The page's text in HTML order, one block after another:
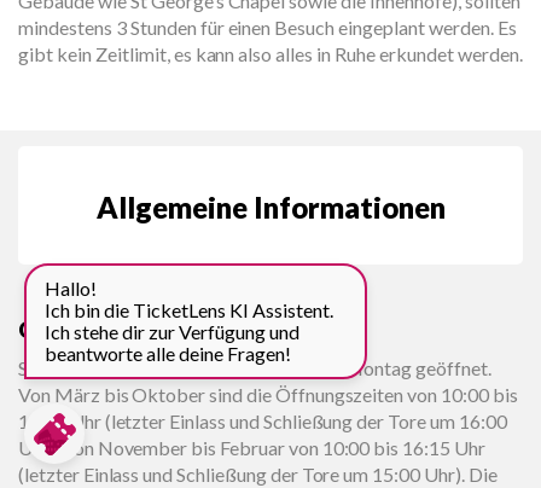
mindestens 3 Stunden für einen Besuch eingeplant werden. Es
gibt kein Zeitlimit, es kann also alles in Ruhe erkundet werden.
Allgemeine Informationen
Öffnungszeiten
Schloss Windsor ist von Donnerstag bis Montag geöffnet.
Von März bis Oktober sind die Öffnungszeiten von 10:00 bis
17:15 Uhr (letzter Einlass und Schließung der Tore um 16:00
Uhr); von November bis Februar von 10:00 bis 16:15 Uhr
(letzter Einlass und Schließung der Tore um 15:00 Uhr). Die
Hallo!
Ich bin die TicketLens KI Assistent.
Ich stehe dir zur Verfügung und
beantworte alle deine Fragen!